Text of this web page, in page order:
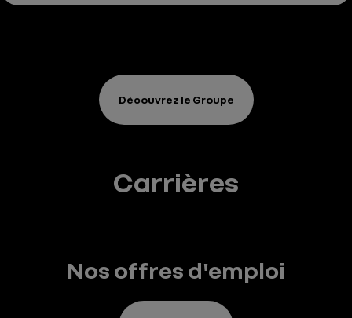
Découvrez le Groupe
Carrières
Nos offres d'emploi